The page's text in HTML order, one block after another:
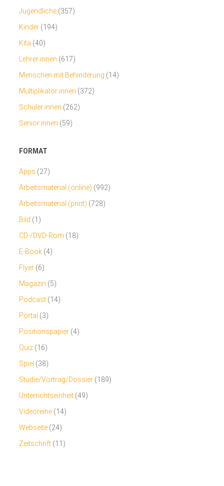
Jugendliche (357)
Kinder (194)
Kita (40)
Lehrer:innen (617)
Menschen mit Behinderung (14)
Multiplikator:innen (372)
Schüler:innen (262)
Senior:innen (59)
FORMAT
Apps (27)
Arbeitsmaterial (online) (992)
Arbeitsmaterial (print) (728)
Bild (1)
CD-/DVD-Rom (18)
E-Book (4)
Flyer (6)
Magazin (5)
Podcast (14)
Portal (3)
Positionspapier (4)
Quiz (16)
Spiel (38)
Studie/Vortrag/Dossier (189)
Unterrichtseinheit (49)
Videoreihe (14)
Webseite (24)
Zeitschrift (11)